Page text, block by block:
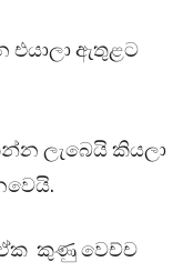
එයාලා ඇතුළට
ලැබෙයි කියලා
ඒක කුණු වෙච්ච